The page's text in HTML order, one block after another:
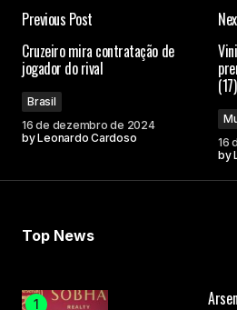
Previous Post
Cruzeiro mira contratação de
jogador do rival
Brasil
16 de dezembro de 2024
byLeonardo Cardoso
(17)
16
by
Top News